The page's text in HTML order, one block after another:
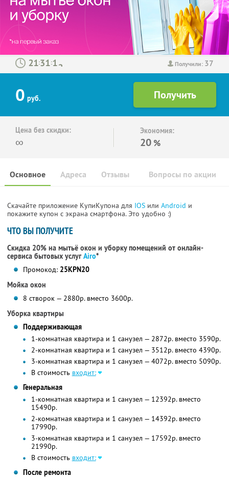
Получили: 37
: :
0 руб.
Цена без скидки:
∞
Экономия:
20 %
Основное Отзывы Вопросы по акции
Адреса
Скачайте приложение КупиКупона для IOS или Android и
покажите купон с экрана смартфона. Это удобно :)
ЧТО ВЫ ПОЛУЧИТЕ
Скидка 20% на мытьё окон и уборку помещений от онлайн-
сервиса бытовых услугAiro*
Промокод: 25KPN20
Мойка окон
8 створок — 2880р. вместо 3600р.
Уборка квартиры
Поддерживающая
1-комнатная квартира и 1 санузел — 2872р. вместо 3590p.
2-комнатная квартира и 1 санузел — 3512р. вместо 4390р.
3-комнатная квартира и 1 санузел — 4072р. вместо 5090р.
В стоимость входит:
Генеральная
1-комнатная квартира и 1 санузел — 12392р. вместо
15490p.
2-комнатная квартира и 1 санузел — 14392р. вместо
17990р.
3-комнатная квартира и 1 санузел — 17592р. вместо
21990р.
В стоимость входит:
После ремонта